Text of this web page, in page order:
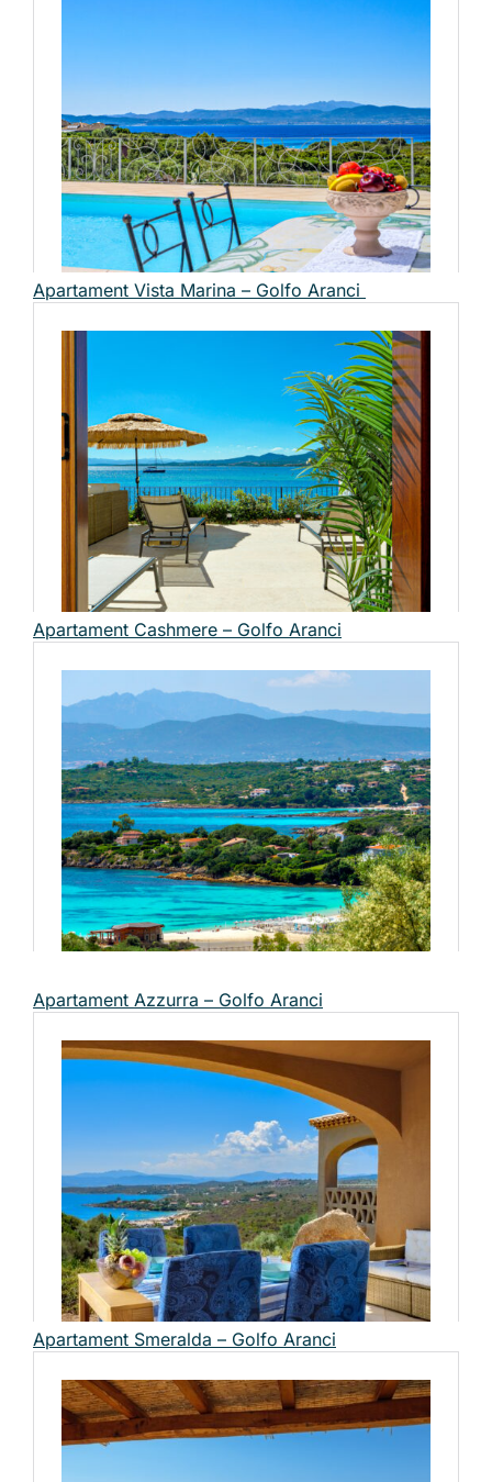
Apartament Vista Marina – Golfo Aranci
Apartament Cashmere – Golfo Aranci
Apartament Azzurra – Golfo Aranci
Apartament Smeralda – Golfo Aranci